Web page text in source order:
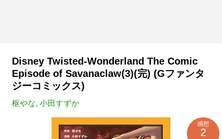
Disney Twisted-Wonderland The Comic
Episode of Savanaclaw(3)(完) (Gファンタ
ジーコミックス)
枢やな, 小田すずか
感想
2